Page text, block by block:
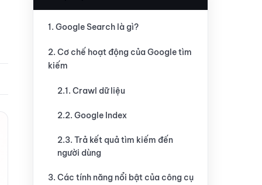
1. Google Search là gì?
2. Cơ chế hoạt động của Google tìm
kiếm
2.1. Crawl dữ liệu
2.2. Google Index
2.3. Trả kết quả tìm kiếm đến
người dùng
3. Các tính năng nổi bật của công cụ